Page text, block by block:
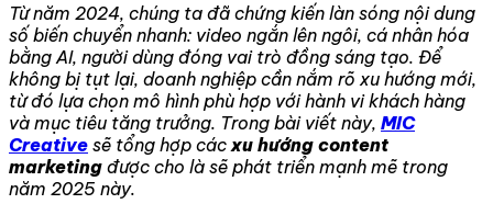
Từ năm 2024, chúng ta đã chứng kiến làn sóng nội dung
số biến chuyển nhanh: video ngắn lên ngôi, cá nhân hóa
bằng AI, người dùng đóng vai trò đồng sáng tạo. Để
không bị tụt lại, doanh nghiệp cần nắm rõ xu hướng mới,
từ đó lựa chọn mô hình phù hợp với hành vi khách hàng
và mục tiêu tăng trưởng. Trong bài viết này, MIC
Creative sẽ tổng hợp các xu hướng content
marketing được cho là sẽ phát triển mạnh mẽ trong
năm 2025 này.